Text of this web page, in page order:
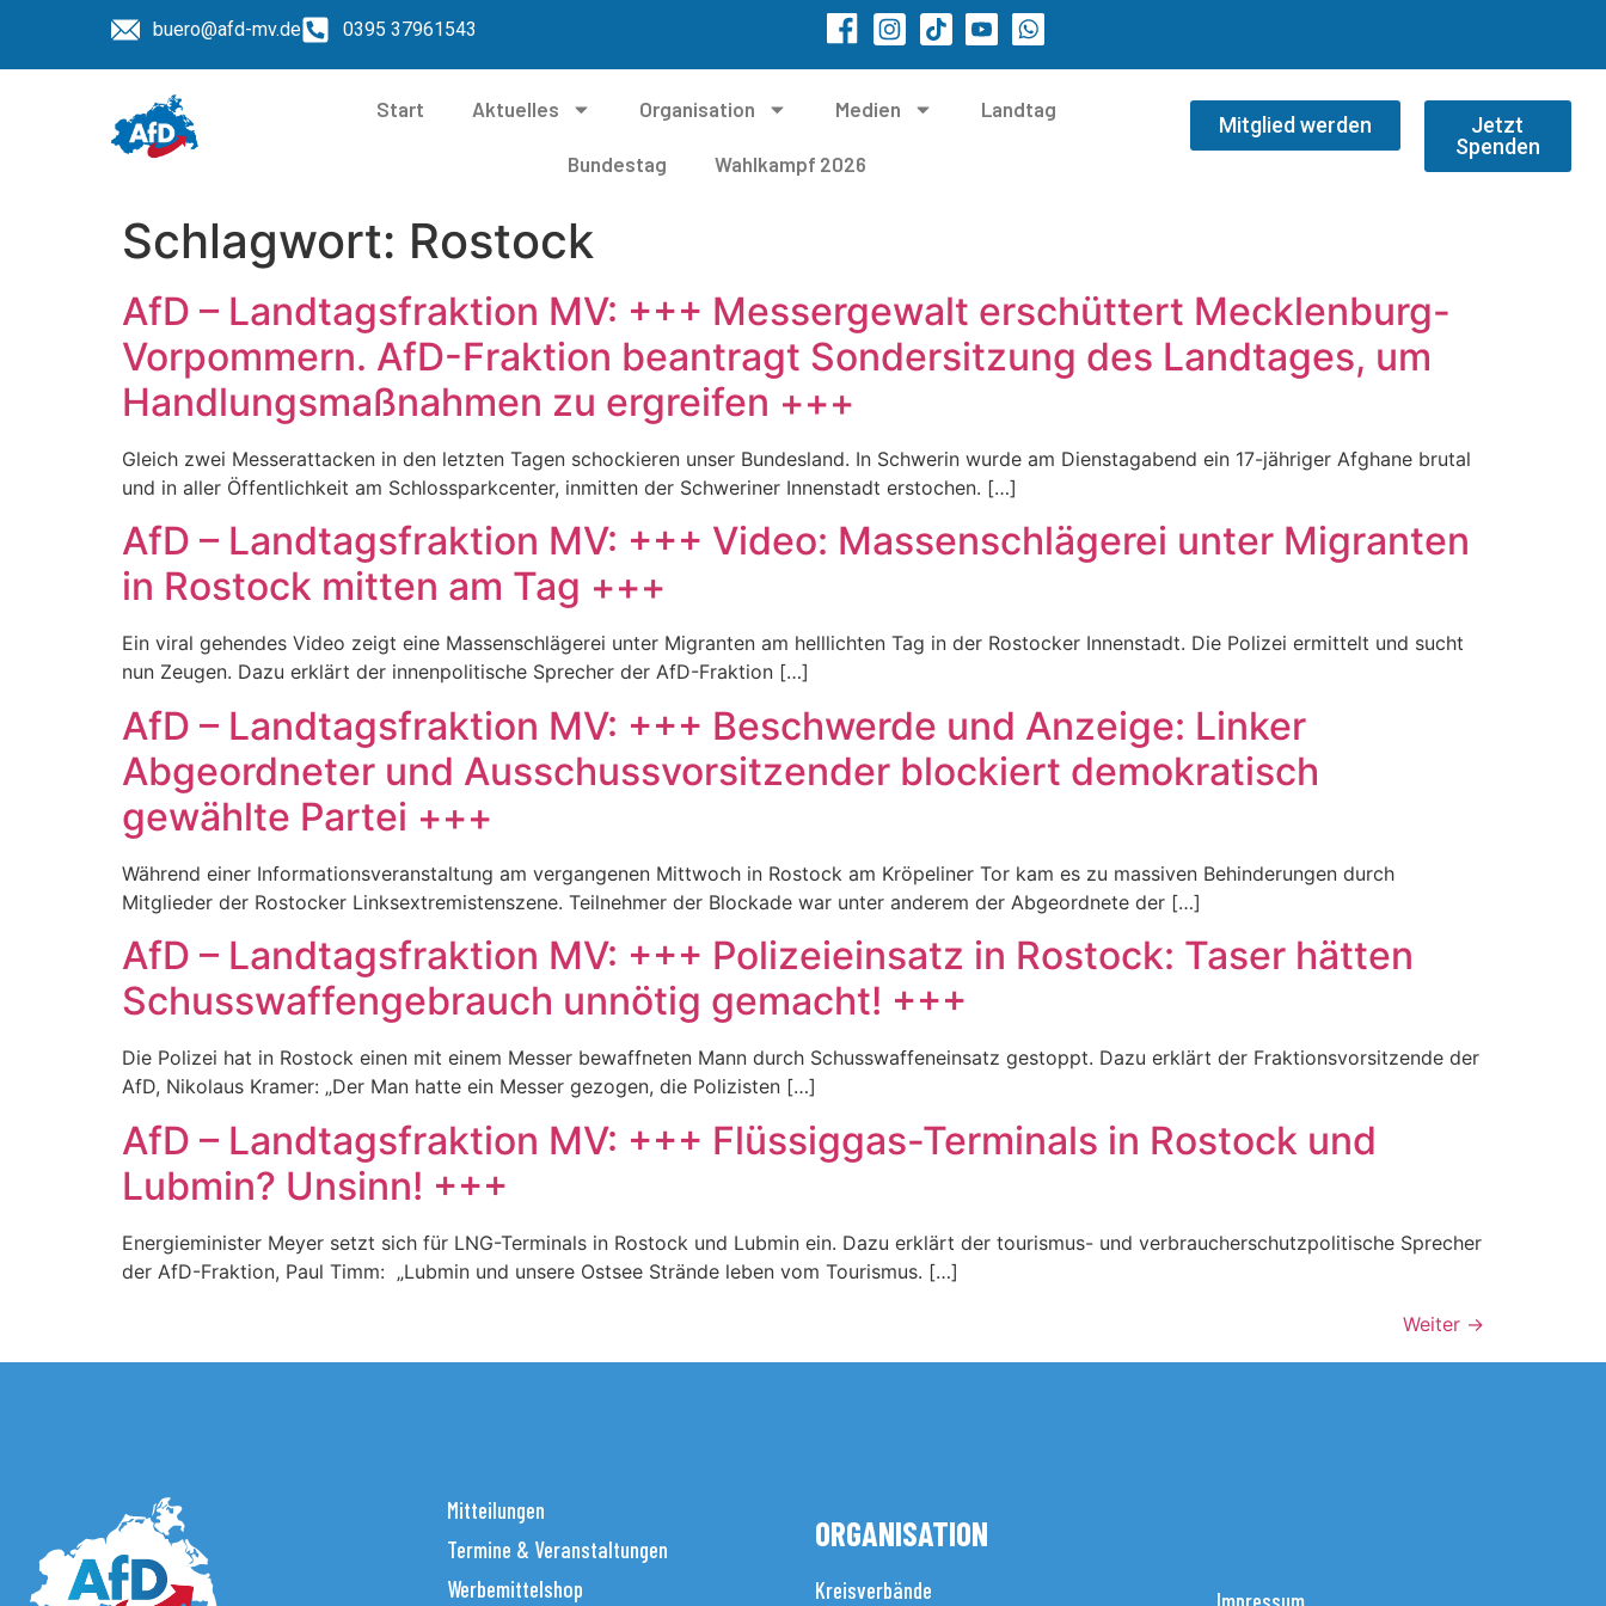
buero@afd-mv.de 0395 37961543
Start Aktuelles Organisation Medien Landtag
Bundestag Wahlkampf 2026
Mitglied werden
Jetzt
Spenden
Schlagwort: Rostock
AfD – Landtagsfraktion MV: +++ Messergewalt erschüttert Mecklenburg-
Vorpommern. AfD-Fraktion beantragt Sondersitzung des Landtages, um
Handlungsmaßnahmen zu ergreifen +++
Gleich zwei Messerattacken in den letzten Tagen schockieren unser Bundesland. In Schwerin wurde am Dienstagabend ein 17-jähriger Afghane brutal
und in aller Öffentlichkeit am Schlossparkcenter, inmitten der Schweriner Innenstadt erstochen. […]
AfD – Landtagsfraktion MV: +++ Video: Massenschlägerei unter Migranten
in Rostock mitten am Tag +++
Ein viral gehendes Video zeigt eine Massenschlägerei unter Migranten am helllichten Tag in der Rostocker Innenstadt. Die Polizei ermittelt und sucht
nun Zeugen. Dazu erklärt der innenpolitische Sprecher der AfD-Fraktion […]
AfD – Landtagsfraktion MV: +++ Beschwerde und Anzeige: Linker
Abgeordneter und Ausschussvorsitzender blockiert demokratisch
gewählte Partei +++
Während einer Informationsveranstaltung am vergangenen Mittwoch in Rostock am Kröpeliner Tor kam es zu massiven Behinderungen durch
Mitglieder der Rostocker Linksextremistenszene. Teilnehmer der Blockade war unter anderem der Abgeordnete der […]
AfD – Landtagsfraktion MV: +++ Polizeieinsatz in Rostock: Taser hätten
Schusswaffengebrauch unnötig gemacht! +++
Die Polizei hat in Rostock einen mit einem Messer bewaffneten Mann durch Schusswaffeneinsatz gestoppt. Dazu erklärt der Fraktionsvorsitzende der
AfD, Nikolaus Kramer: „Der Man hatte ein Messer gezogen, die Polizisten […]
AfD – Landtagsfraktion MV: +++ Flüssiggas-Terminals in Rostock und
Lubmin? Unsinn! +++
Energieminister Meyer setzt sich für LNG-Terminals in Rostock und Lubmin ein. Dazu erklärt der tourismus- und verbraucherschutzpolitische Sprecher
der AfD-Fraktion, Paul Timm: „Lubmin und unsere Ostsee Strände leben vom Tourismus. […]
Weiter →
Mitteilungen
Termine & Veranstaltungen
Werbemittelshop
ORGANISATION
Kreisverbände